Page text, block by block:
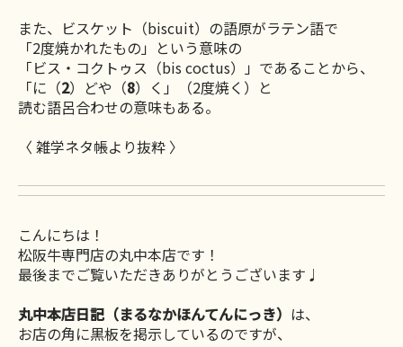
また、ビスケット（biscuit）の語原がラテン語で
「2度焼かれたもの」という意味の
「ビス・コクトゥス（bis coctus）」であることから、
「に（2）どや（8）く」（2度焼く）と
読む語呂合わせの意味もある。
〈 雑学ネタ帳より抜粋 〉
こんにちは！
松阪牛専門店の丸中本店です！
最後までご覧いただきありがとうございます♩
丸中本店日記（まるなかほんてんにっき） は、
お店の角に黒板を掲示しているのですが、